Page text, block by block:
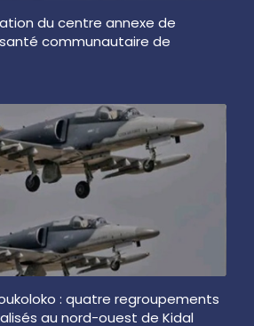
du centre annexe de
communautaire de
: quatre regroupements
au nord-ouest de Kidal